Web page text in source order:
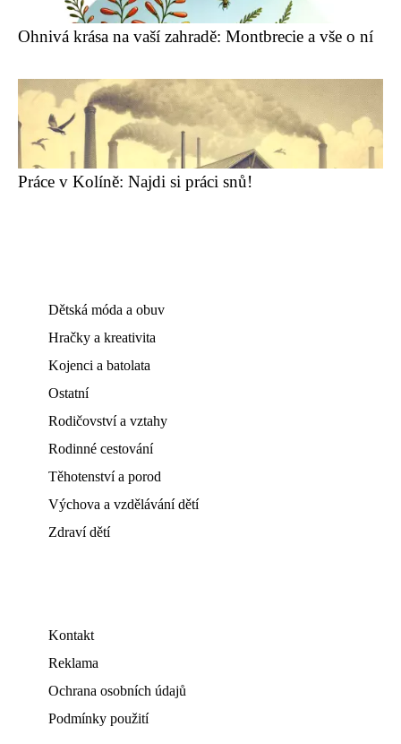
Ohnivá krása na vaší zahradě: Montbrecie a vše o ní
Práce v Kolíně: Najdi si práci snů!
Dětská móda a obuv
Hračky a kreativita
Kojenci a batolata
Ostatní
Rodičovství a vztahy
Rodinné cestování
Těhotenství a porod
Výchova a vzdělávání dětí
Zdraví dětí
Kontakt
Reklama
Ochrana osobních údajů
Podmínky použití